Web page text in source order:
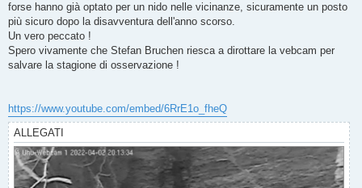
forse hanno già optato per un nido nelle vicinanze, sicuramente un posto
più sicuro dopo la disavventura dell'anno scorso.
Un vero peccato !
Spero vivamente che Stefan Bruchen riesca a dirottare la vebcam per
salvare la stagione di osservazione !
https://www.youtube.com/embed/6RrE1o_fheQ
ALLEGATI